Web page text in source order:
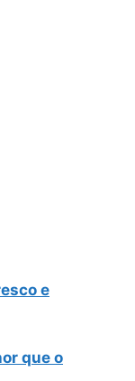
e
que o